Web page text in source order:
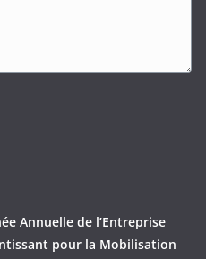
Annuelle de l’Entreprise
pour la Mobilisation